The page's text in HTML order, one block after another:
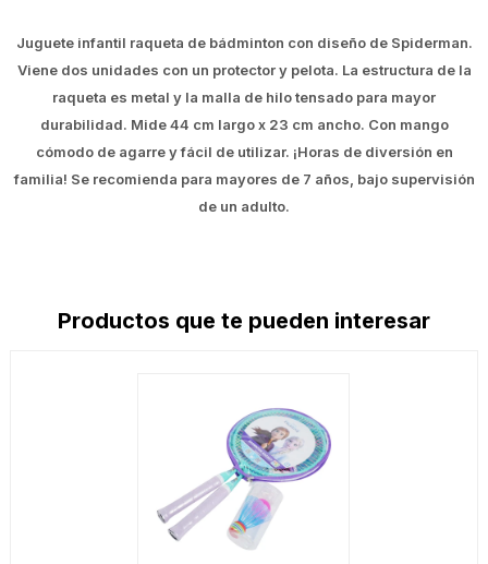
Juguete infantil raqueta de bádminton con diseño de Spiderman.
Viene dos unidades con un protector y pelota. La estructura de la
raqueta es metal y la malla de hilo tensado para mayor
durabilidad. Mide 44 cm largo x 23 cm ancho. Con mango
cómodo de agarre y fácil de utilizar. ¡Horas de diversión en
familia! Se recomienda para mayores de 7 años, bajo supervisión
de un adulto.
Productos que te pueden interesar